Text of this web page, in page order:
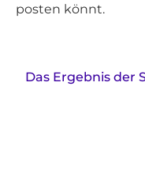
posten könnt.
Das Ergebnis der